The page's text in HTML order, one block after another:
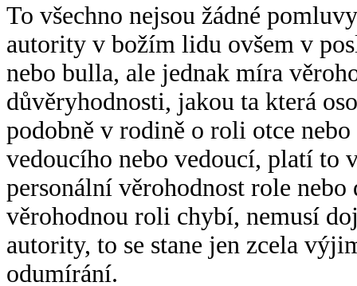
To všechno nejsou žádné
autority v božím lidu ovšem v
nebo bulla, ale jednak míra
důvěryhodnosti, jakou ta která
podobně v rodině o roli otce
vedoucího nebo vedoucí, platí to
personální věrohodnost role
věrohodnou roli chybí, nemusí
autority, to se stane jen zcela
odumírání.